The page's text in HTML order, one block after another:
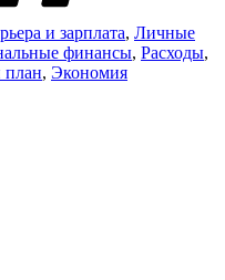
и зарплата, Личные
финансы, Расходы,
, Экономия